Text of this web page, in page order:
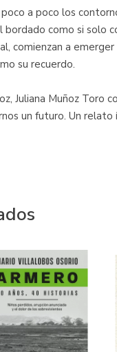
a poco los
bordado como si solo
comienzan a
su recuerdo.
Juliana Muñoz Toro
un futuro. Un